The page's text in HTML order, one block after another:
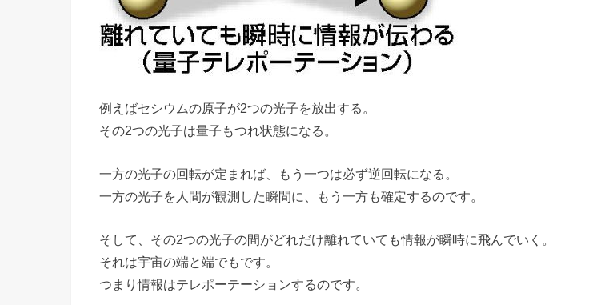
例えばセシウムの原子が2つの光子を放出する。
その2つの光子は量子もつれ状態になる。
一方の光子の回転が定まれば、もう一つは必ず逆回転になる。
一方の光子を人間が観測した瞬間に、もう一方も確定するのです。
そして、その2つの光子の間がどれだけ離れていても情報が瞬時に飛んでいく。
それは宇宙の端と端でもです。
つまり情報はテレポーテーションするのです。